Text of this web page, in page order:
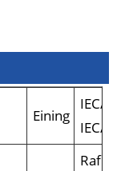
Eining
IEC/EN
IEC/
Rafræn